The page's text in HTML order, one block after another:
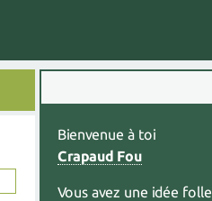
Bienvenue à toi
Crapaud Fou
Vous avez une idée folle